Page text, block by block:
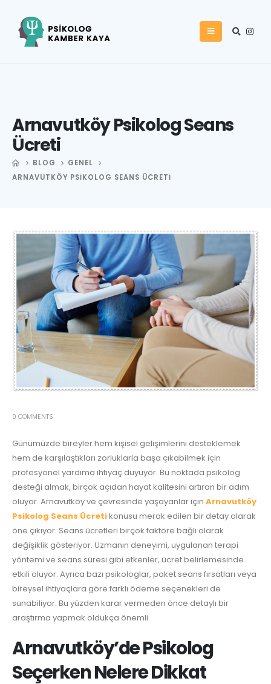
Arnavutköy Psikolog Seans
Ücreti
BLOG
GENEL
ARNAVUTKÖY PSIKOLOG SEANS ÜCRETI
0 COMMENTS
Günümüzde bireyler hem kişisel gelişimlerini desteklemek
hem de karşılaştıkları zorluklarla başa çıkabilmek için
profesyonel yardıma ihtiyaç duyuyor. Bu noktada psikolog
desteği almak, birçok açıdan hayat kalitesini artıran bir adım
oluyor. Arnavutköy ve çevresinde yaşayanlar için Arnavutköy
Psikolog Seans Ücretikonusu merak edilen bir detay olarak
öne çıkıyor. Seans ücretleri birçok faktöre bağlı olarak
değişiklik gösteriyor. Uzmanın deneyimi, uygulanan terapi
yöntemi ve seans süresi gibi etkenler, ücret belirlemesinde
etkili oluyor. Ayrıca bazı psikologlar, paket seans fırsatları veya
bireysel ihtiyaçlara göre farklı ödeme seçenekleri de
sunabiliyor. Bu yüzden karar vermeden önce detaylı bir
araştırma yapmak oldukça önemli.
Arnavutköy’de Psikolog
Seçerken Nelere Dikkat